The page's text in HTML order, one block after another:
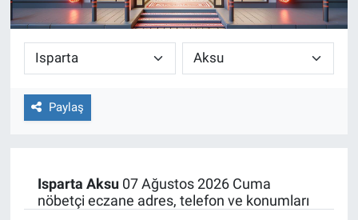
Paylaş
Isparta Aksu07 Ağustos 2026 Cuma
nöbetçi eczane adres, telefon ve konumları